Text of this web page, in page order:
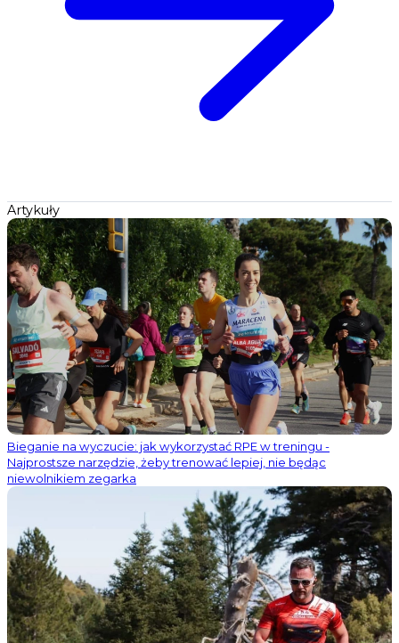
Artykuły
Bieganie na wyczucie: jak wykorzystać RPE w treningu -
Najprostsze narzędzie, żeby trenować lepiej, nie będąc
niewolnikiem zegarka